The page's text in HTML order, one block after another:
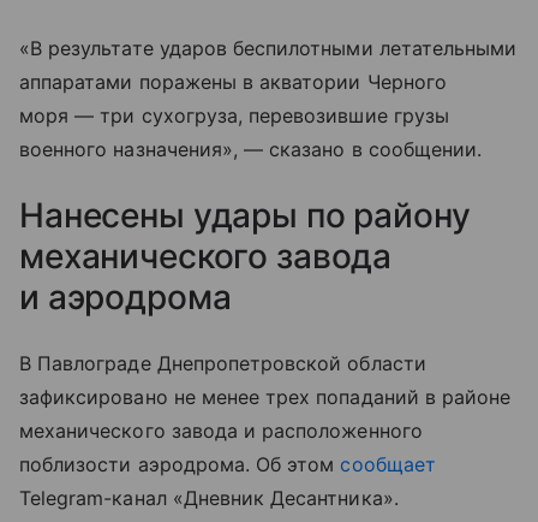
«В результате ударов беспилотными летательными
аппаратами поражены в акватории Черного
моря — три сухогруза, перевозившие грузы
военного назначения», — сказано в сообщении.
Нанесены удары по району
механического завода
и аэродрома
В Павлограде Днепропетровской области
зафиксировано не менее трех попаданий в районе
механического завода и расположенного
поблизости аэродрома. Об этом сообщает
Telegram-канал «Дневник Десантника».